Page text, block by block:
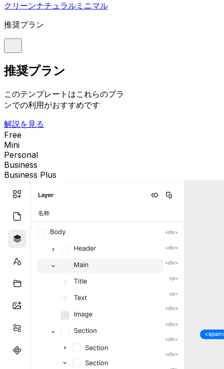
クリーンナチュラル ミニマル
推奨プラン
推奨プラン
このテンプレートはこれらのプラ
ンでの利用がおすすめです
解説を見る
Free
Mini
Personal
Business
Business Plus